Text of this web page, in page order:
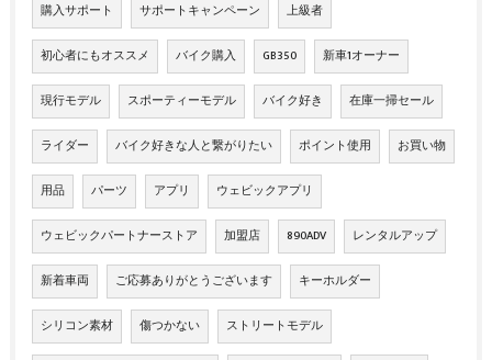
購入サポート サポートキャンペーン 上級者
初心者にもオススメ バイク購入 GB350 新車1オーナー
現行モデル スポーティーモデル バイク好き 在庫一掃セール
ライダー バイク好きな人と繋がりたい ポイント使用 お買い物
用品 パーツ アプリ ウェビックアプリ
ウェビックパートナーストア 加盟店 890ADV レンタルアップ
新着車両 ご応募ありがとうございます キーホルダー
シリコン素材 傷つかない ストリートモデル